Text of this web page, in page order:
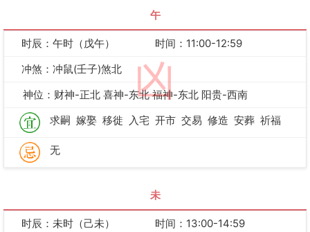
午
凶
时辰：午时（戊午）
时间：11:00-12:59
冲煞：冲鼠(壬子)煞北
神位：财神-正北 喜神-东北 福神-东北 阳贵-西南
求嗣 嫁娶 移徙 入宅 开市 交易 修造 安葬 祈福
无
未
时辰：未时（己未）
时间：13:00-14:59